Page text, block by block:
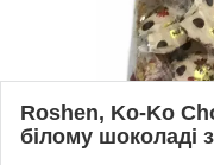
Roshen, Ko-Ko
білому шоколаді